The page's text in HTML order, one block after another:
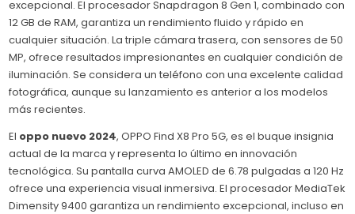
excepcional. El procesador Snapdragon 8 Gen 1, combinado con
12 GB de RAM, garantiza un rendimiento fluido y rápido en
cualquier situación. La triple cámara trasera, con sensores de 50
MP, ofrece resultados impresionantes en cualquier condición de
iluminación. Se considera un teléfono con una excelente calidad
fotográfica, aunque su lanzamiento es anterior a los modelos
más recientes.
El oppo nuevo 2024, OPPO Find X8 Pro 5G, es el buque insignia
actual de la marca y representa lo último en innovación
tecnológica. Su pantalla curva AMOLED de 6.78 pulgadas a 120 Hz
ofrece una experiencia visual inmersiva. El procesador MediaTek
Dimensity 9400 garantiza un rendimiento excepcional, incluso en